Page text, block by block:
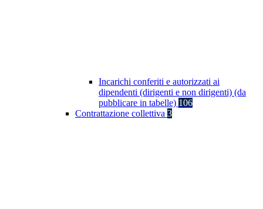
Incarichi conferiti e autorizzati ai
dipendenti (dirigenti e non dirigenti) (da
pubblicare in tabelle) 106
Contrattazione collettiva 3